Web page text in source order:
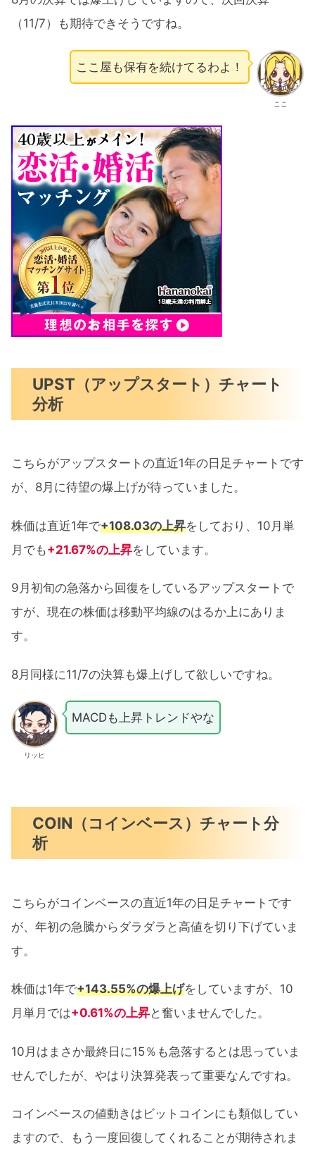
（11/7）も期待できそうですね。
ここ
ここ屋も保有を続けてるわよ！
UPST（アップスタート）チャート
分析
こちらがアップスタートの直近1年の日足チャートです
が、8月に待望の爆上げが待っていました。
株価は直近1年で+108.03の上昇をしており、10月単
月でも+21.67%の上昇をしています。
9月初旬の急落から回復をしているアップスタートで
すが、現在の株価は移動平均線のはるか上にありま
す。
8月同様に11/7の決算も爆上げして欲しいですね。
リッヒ
MACDも上昇トレンドやな
COIN（コインベース）チャート分
析
こちらがコインベースの直近1年の日足チャートです
が、年初の急騰からダラダラと高値を切り下げていま
す。
株価は1年で+143.55%の爆上げをしていますが、10
月単月では+0.61%の上昇と奮いませんでした。
10月はまさか最終日に15％も急落するとは思っていま
せんでしたが、やはり決算発表って重要なんですね。
コインベースの値動きはビットコインにも類似してい
ますので、もう一度回復してくれることが期待されま